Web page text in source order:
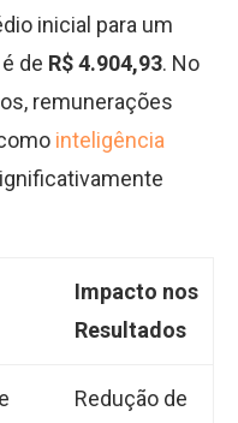
inicial para um
de R$ 4.904,93. No
remunerações
inteligência
Impacto nos
Resultados
Redução de